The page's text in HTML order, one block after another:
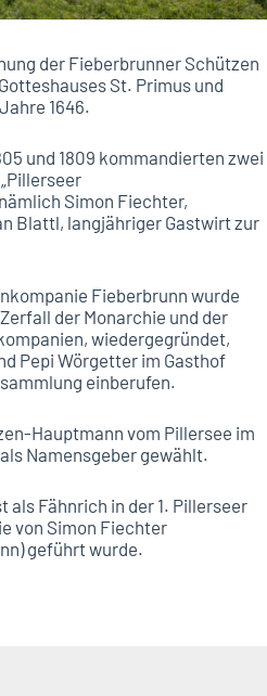
der Fieberbrunner Schützen
St. Primus und
1646.
und 1809 kommandierten zwei
Simon Fiechter,
Blattl, langjähriger Gastwirt zur
Fieberbrunn wurde
der Monarchie und der
wiedergegründet,
Pepi Wörgetter im Gasthof
einberufen.
Hauptmann vom Pillersee im
Namensgeber gewählt.
Fähnrich in der 1. Pillerseer
von Simon Fiechter
geführt wurde.